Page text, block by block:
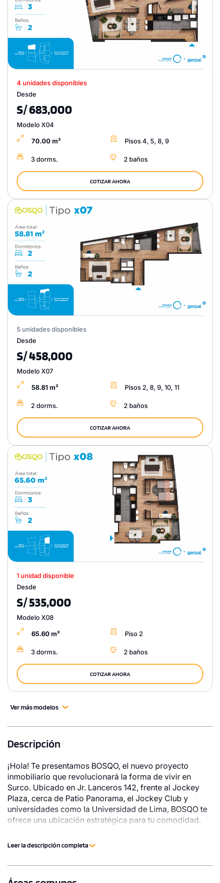
4 unidades disponibles
Desde
S/ 683,000
Modelo X04
70.00 m² Pisos 4, 5, 8, 9
3 dorms. 2 baños
COTIZAR AHORA
5 unidades disponibles
Desde
S/ 458,000
Modelo X07
58.81 m² Pisos 2, 8, 9, 10, 11
2 dorms. 2 baños
COTIZAR AHORA
1 unidad disponible
Desde
S/ 535,000
Modelo X08
65.60 m² Piso 2
3 dorms. 2 baños
COTIZAR AHORA
Ver más modelos
Descripción
¡Hola! Te presentamos BOSQO, el nuevo proyecto
inmobiliario que revolucionará la forma de vivir en
Surco. Ubicado en Jr. Lanceros 142, frente al Jockey
Plaza, cerca de Patio Panorama, el Jockey Club y
universidades como la Universidad de Lima, BOSQO te
ofrece una ubicación estratégica para tu comodidad.
privado de más de 7,000 m², diseñado para conectar
por Cosapi Inmobiliaria, respaldado por más de 60
Leer la descripción completa